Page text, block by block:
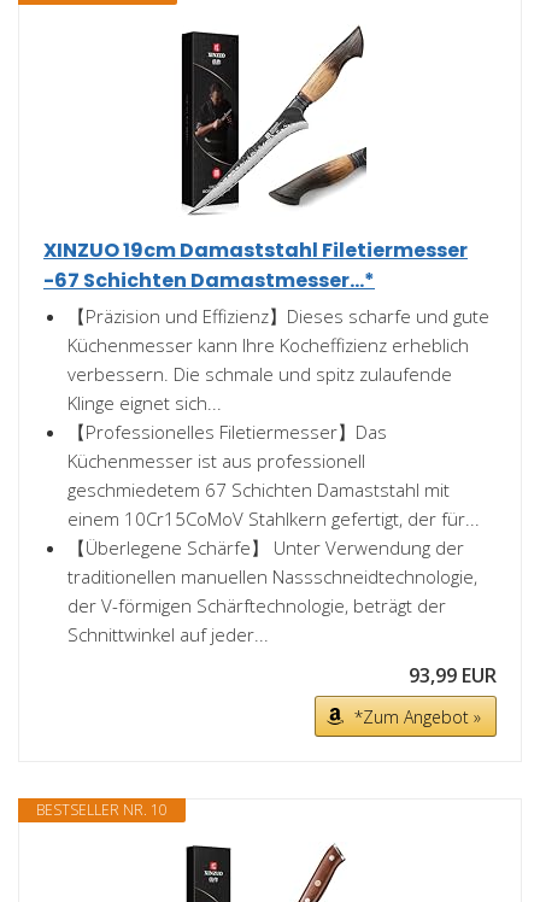
XINZUO 19cm Damaststahl Filetiermesser
-67 Schichten Damastmesser...*
【Präzision und Effizienz】Dieses scharfe und gute
Küchenmesser kann Ihre Kocheffizienz erheblich
verbessern. Die schmale und spitz zulaufende
Klinge eignet sich...
【Professionelles Filetiermesser】Das
Küchenmesser ist aus professionell
geschmiedetem 67 Schichten Damaststahl mit
einem 10Cr15CoMoV Stahlkern gefertigt, der für...
【Überlegene Schärfe】 Unter Verwendung der
traditionellen manuellen Nassschneidtechnologie,
der V-förmigen Schärftechnologie, beträgt der
Schnittwinkel auf jeder...
93,99 EUR
*Zum Angebot »
BESTSELLER NR. 10